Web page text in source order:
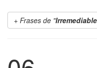
Frases de "